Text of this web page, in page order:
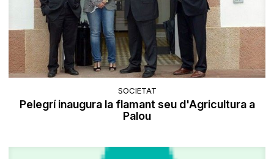
SOCIETAT
Pelegrí inaugura la flamant seu d'Agricultura a
Palou